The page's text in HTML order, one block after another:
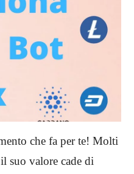
che fa per te! Molti
suo valore cade di